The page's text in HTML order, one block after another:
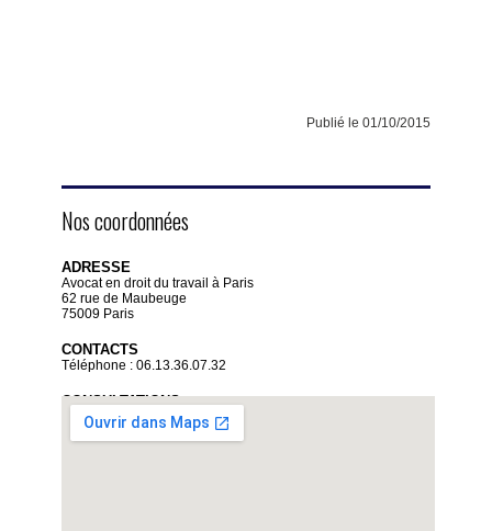
Publié le 01/10/2015
Nos coordonnées
ADRESSE
Avocat en droit du travail à Paris
62 rue de Maubeuge
75009 Paris
CONTACTS
Téléphone : 06.13.36.07.32
CONSULTATIONS
Sur rendez-vous uniquement
Du lundi au vendredi de 9 heures à 19 heures